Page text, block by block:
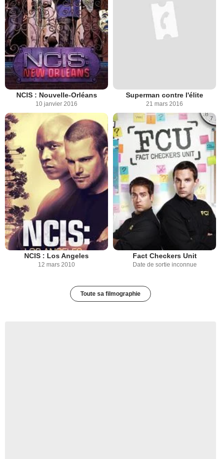
NCIS : Nouvelle-Orléans
10 janvier 2016
Superman contre l'élite
21 mars 2016
NCIS : Los Angeles
12 mars 2010
Fact Checkers Unit
Date de sortie inconnue
Toute sa filmographie